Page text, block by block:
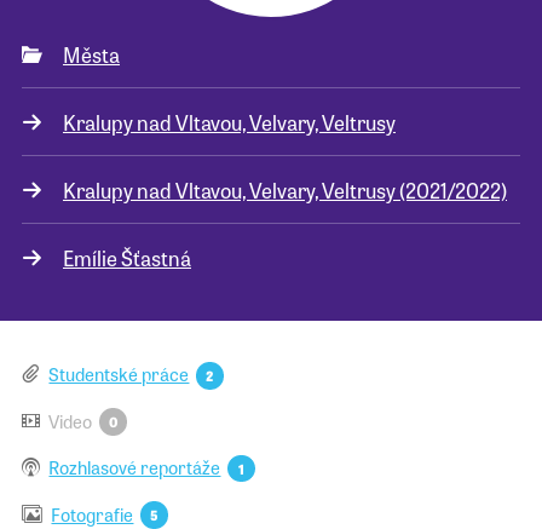
Pro školy
Příběhy našich sousedů
Města
Kralupy nad Vltavou, Velvary, Veltrusy
Kralupy nad Vltavou, Velvary, Veltrusy (2021/2022)
Emílie Šťastná
Studentské práce 2
Video 0
Rozhlasové reportáže 1
Fotografie 5